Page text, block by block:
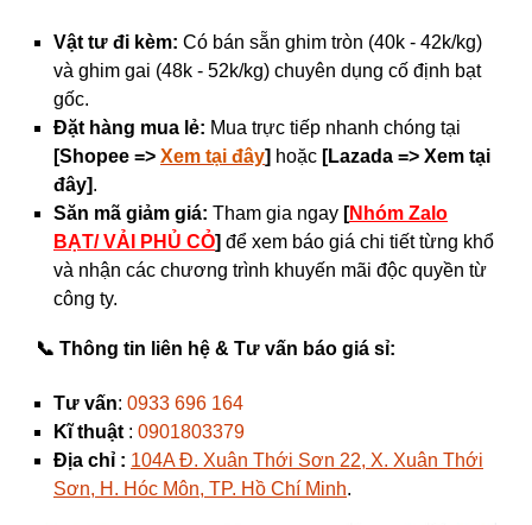
Vật tư đi kèm: Có bán sẵn ghim tròn (40k - 42k/kg)
và ghim gai (48k - 52k/kg) chuyên dụng cố định bạt
gốc.
Đặt hàng mua lẻ: Mua trực tiếp nhanh chóng tại
[Shopee => Xem tại đây] hoặc [Lazada => Xem tại
đây].
Săn mã giảm giá: Tham gia ngay [Nhóm Zalo
BẠT/ VẢI PHỦ CỎ] để xem báo giá chi tiết từng khổ
và nhận các chương trình khuyến mãi độc quyền từ
công ty.
📞 Thông tin liên hệ & Tư vấn báo giá sỉ:
Tư vấn: 0933 696 164
Kĩ thuật : 0901803379
Địa chỉ : 104A Đ. Xuân Thới Sơn 22, X. Xuân Thới
Sơn, H. Hóc Môn, TP. Hồ Chí Minh.